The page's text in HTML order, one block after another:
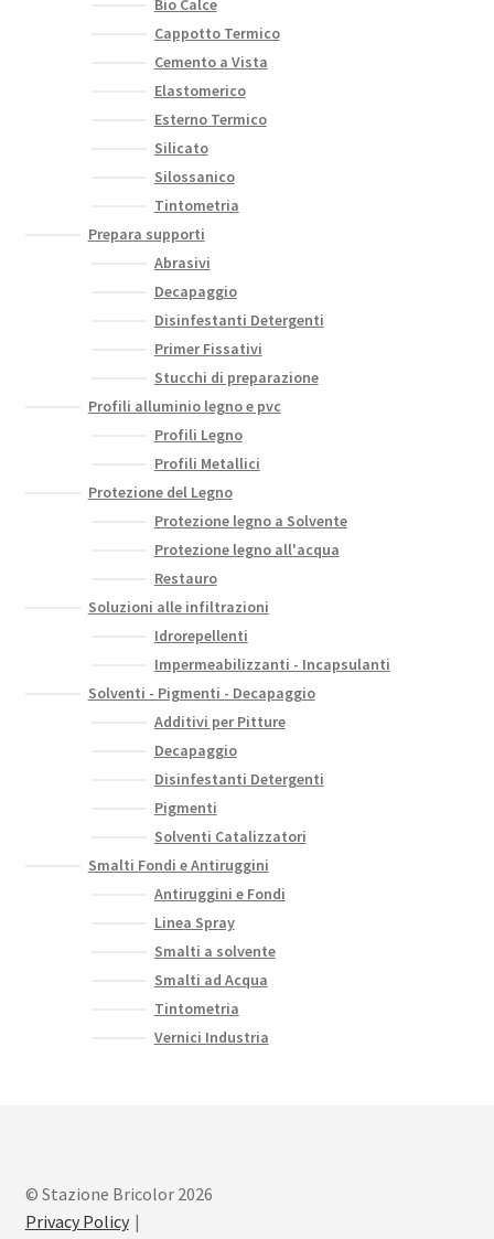
Cappotto Termico
Cemento a Vista
Elastomerico
Esterno Termico
Silicato
Silossanico
Tintometria
Prepara supporti
Abrasivi
Decapaggio
Disinfestanti Detergenti
Primer Fissativi
Stucchi di preparazione
Profili alluminio legno e pvc
Profili Legno
Profili Metallici
Protezione del Legno
Protezione legno a Solvente
Protezione legno all'acqua
Restauro
Soluzioni alle infiltrazioni
Idrorepellenti
Impermeabilizzanti - Incapsulanti
Solventi - Pigmenti - Decapaggio
Additivi per Pitture
Decapaggio
Disinfestanti Detergenti
Pigmenti
Solventi Catalizzatori
Smalti Fondi e Antiruggini
Antiruggini e Fondi
Linea Spray
Smalti a solvente
Smalti ad Acqua
Tintometria
Vernici Industria
© Stazione Bricolor 2026
Privacy Policy